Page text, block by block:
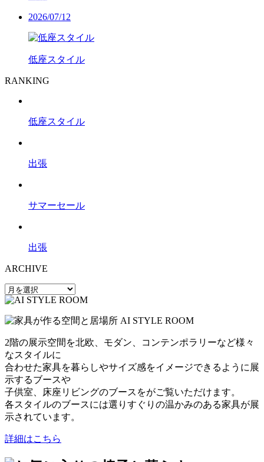
2026/07/12
低座スタイル
RANKING
低座スタイル
出張
サマーセール
出張
ARCHIVE
2階の展示空間を北欧、モダン、コンテンポラリーなど様々
なスタイルに
合わせた家具を暮らしやサイズ感をイメージできるように展
示するブースや
子供室、床座リビングのブースをがご覧いただけます。
各スタイルのブースには選りすぐりの温かみのある家具が展
示されています。
詳細はこちら